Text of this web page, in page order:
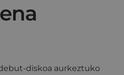
diskoa aurkeztuko